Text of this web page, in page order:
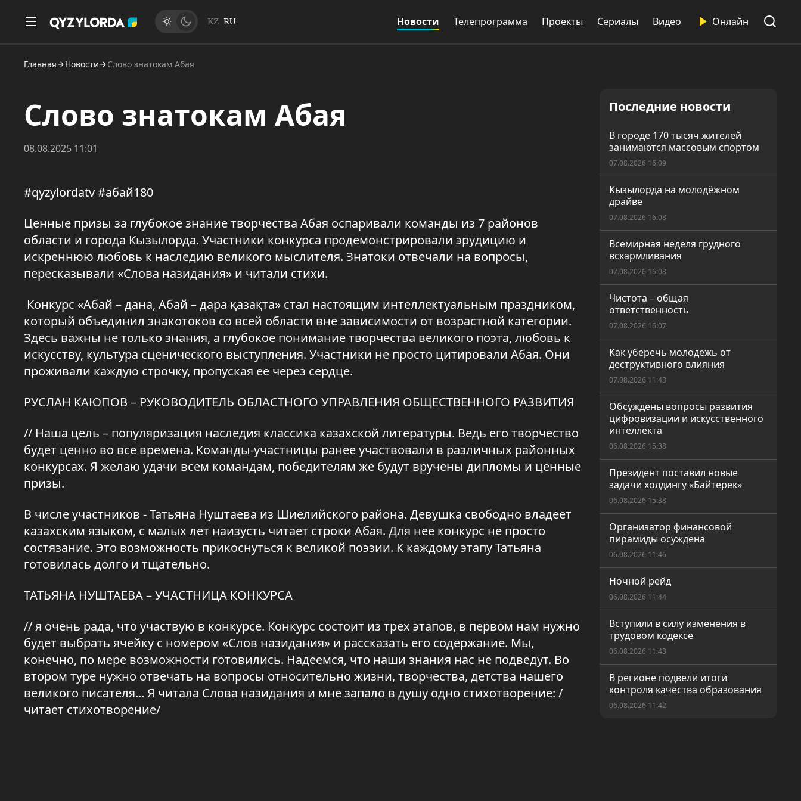
KZ RU Новости Телепрограмма Проекты Сериалы Видео Онлайн
Главная Новости Слово знатокам Абая
Слово знатокам Абая
08.08.2025 11:01
#qyzylordatv #абай180
Ценные призы за глубокое знание творчества Абая оспаривали команды из 7 районов
области и города Кызылорда. Участники конкурса продемонстрировали эрудицию и
искреннюю любовь к наследию великого мыслителя. Знатоки отвечали на вопросы,
пересказывали «Слова назидания» и читали стихи.
Конкурс «Абай – дана, Абай – дара қазақта» стал настоящим интеллектуальным праздником,
который объединил знакотоков со всей области вне зависимости от возрастной категории.
Здесь важны не только знания, а глубокое понимание творчества великого поэта, любовь к
искусству, культура сценического выступления. Участники не просто цитировали Абая. Они
проживали каждую строчку, пропуская ее через сердце.
РУСЛАН КАЮПОВ – РУКОВОДИТЕЛЬ ОБЛАСТНОГО УПРАВЛЕНИЯ ОБЩЕСТВЕННОГО РАЗВИТИЯ
// Наша цель – популяризация наследия классика казахской литературы. Ведь его творчество
будет ценно во все времена. Команды-участницы ранее участвовали в различных районных
конкурсах. Я желаю удачи всем командам, победителям же будут вручены дипломы и ценные
призы.
В числе участников - Татьяна Нуштаева из Шиелийского района. Девушка свободно владеет
казахским языком, с малых лет наизусть читает строки Абая. Для нее конкурс не просто
состязание. Это возможность прикоснуться к великой поэзии. К каждому этапу Татьяна
готовилась долго и тщательно.
ТАТЬЯНА НУШТАЕВА – УЧАСТНИЦА КОНКУРСА
// я очень рада, что участвую в конкурсе. Конкурс состоит из трех этапов, в первом нам нужно
будет выбрать ячейку с номером «Слов назидания» и рассказать его содержание. Мы,
конечно, по мере возможности готовились. Надеемся, что наши знания нас не подведут. Во
втором туре нужно отвечать на вопросы относительно жизни, творчества, детства нашего
великого писателя... Я читала Слова назидания и мне запало в душу одно стихотворение: /
читает стихотворение/
Последние новости
В городе 170 тысяч жителей
занимаются массовым спортом
07.08.2026 16:09
Кызылорда на молодёжном
драйве
07.08.2026 16:08
Всемирная неделя грудного
вскармливания
07.08.2026 16:08
Чистота – общая
ответственность
07.08.2026 16:07
Как уберечь молодежь от
деструктивного влияния
07.08.2026 11:43
Обсуждены вопросы развития
цифровизации и искусственного
интеллекта
06.08.2026 15:38
Президент поставил новые
задачи холдингу «Байтерек»
06.08.2026 15:38
Организатор финансовой
пирамиды осуждена
06.08.2026 11:46
Ночной рейд
06.08.2026 11:44
Вступили в силу изменения в
трудовом кодексе
06.08.2026 11:43
В регионе подвели итоги
контроля качества образования
06.08.2026 11:42